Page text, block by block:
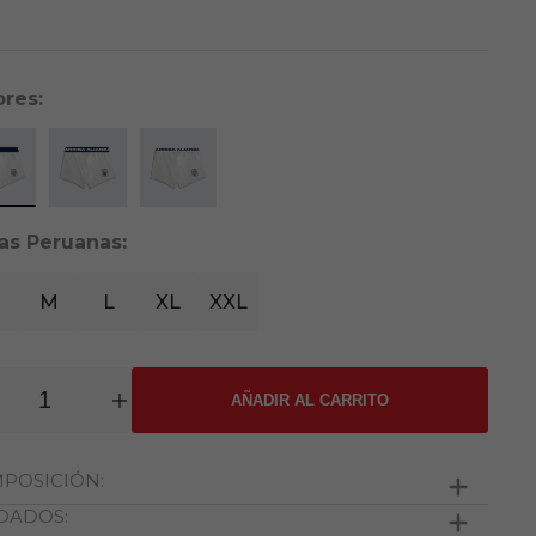
Peruanas:
M L XL XXL
AÑADIR AL CARRITO
3% elastano